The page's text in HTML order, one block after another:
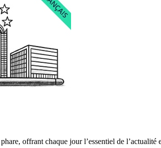
offrant chaque jour l’essentiel de